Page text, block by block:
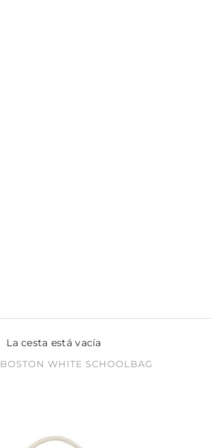
La cesta está vacía
BOSTON WHITE SCHOOLBAG